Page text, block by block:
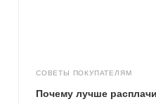
СОВЕТЫ ПОКУПАТЕЛЯМ
Почему лучше